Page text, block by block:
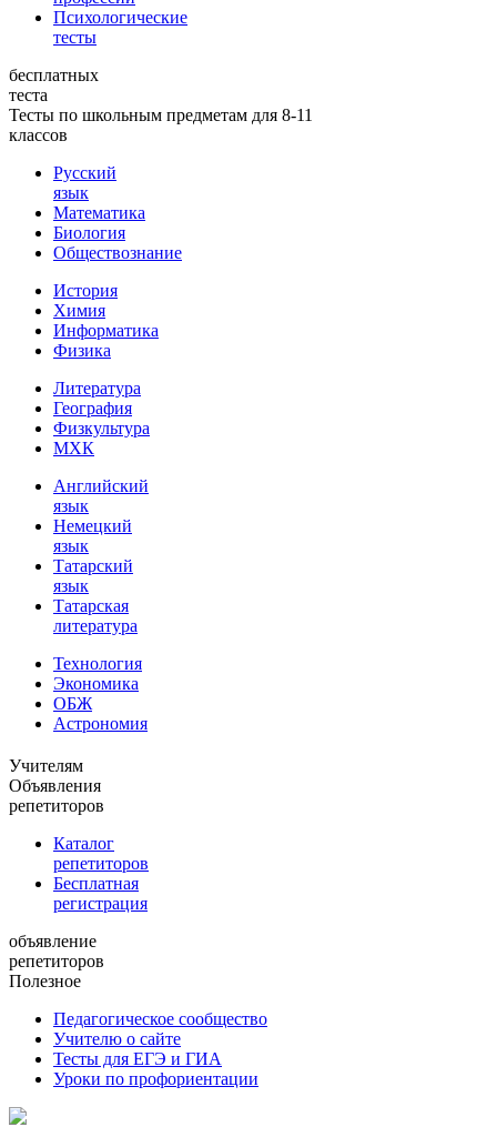
Психологические
тесты
бесплатных
теста
Тесты по школьным предметам для 8-11
классов
Русский
язык
Математика
Биология
Обществознание
История
Химия
Информатика
Физика
Литература
География
Физкультура
МХК
Английский
язык
Немецкий
язык
Татарский
язык
Татарская
литература
Технология
Экономика
ОБЖ
Астрономия
Учителям
Объявления
репетиторов
Каталог
репетиторов
Бесплатная
регистрация
объявление
репетиторов
Полезное
Педагогическое сообщество
Учителю о сайте
Тесты для ЕГЭ и ГИА
Уроки по профориентации